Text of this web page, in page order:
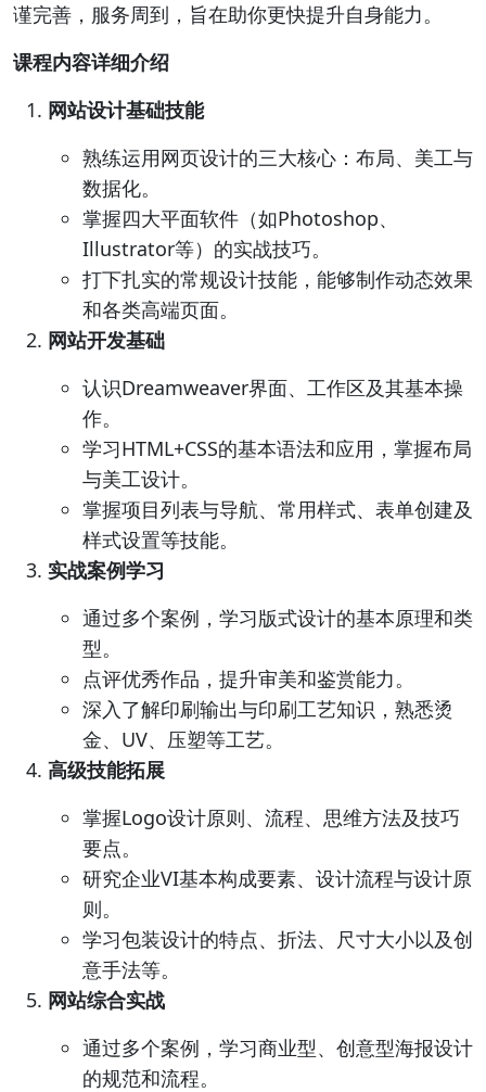
谨完善，服务周到，旨在助你更快提升自身能力。
课程内容详细介绍
网站设计基础技能
熟练运用网页设计的三大核心：布局、美工与
数据化。
掌握四大平面软件（如Photoshop、
Illustrator等）的实战技巧。
打下扎实的常规设计技能，能够制作动态效果
和各类高端页面。
网站开发基础
认识Dreamweaver界面、工作区及其基本操
作。
学习HTML+CSS的基本语法和应用，掌握布局
与美工设计。
掌握项目列表与导航、常用样式、表单创建及
样式设置等技能。
实战案例学习
通过多个案例，学习版式设计的基本原理和类
型。
点评优秀作品，提升审美和鉴赏能力。
深入了解印刷输出与印刷工艺知识，熟悉烫
金、UV、压塑等工艺。
高级技能拓展
掌握Logo设计原则、流程、思维方法及技巧
要点。
研究企业VI基本构成要素、设计流程与设计原
则。
学习包装设计的特点、折法、尺寸大小以及创
意手法等。
网站综合实战
通过多个案例，学习商业型、创意型海报设计
的规范和流程。